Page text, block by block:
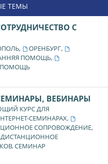
ТЕМЫ
С
, ОРЕНБУРГ,
ПОМОЩЬ,
ПОМОЩЬ
ВЕБИНАРЫ
КУРС ДЛЯ
СЕМИНАРАХ,
СОПРОВОЖДЕНИЕ,
ДИСТАНЦИОННОЕ
СЕМИНАР